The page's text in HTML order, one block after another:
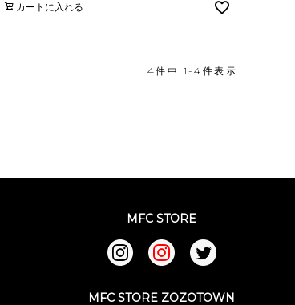
カートに入れる
4件中 1 -4 件表示
MFC STORE
MFC STORE ZOZOTOWN